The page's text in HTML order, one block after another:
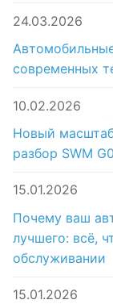
24.03.2026
современных
10.02.2026
Новый
разбор SWM
15.01.2026
Почему ваш
лучшего: всё,
обслуживании
15.01.2026